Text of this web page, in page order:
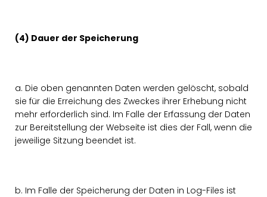
(4) Dauer der Speicherung
a. Die oben genannten Daten werden gelöscht, sobald
sie für die Erreichung des Zweckes ihrer Erhebung nicht
mehr erforderlich sind. Im Falle der Erfassung der Daten
zur Bereitstellung der Webseite ist dies der Fall, wenn die
jeweilige Sitzung beendet ist.
b. Im Falle der Speicherung der Daten in Log-Files ist